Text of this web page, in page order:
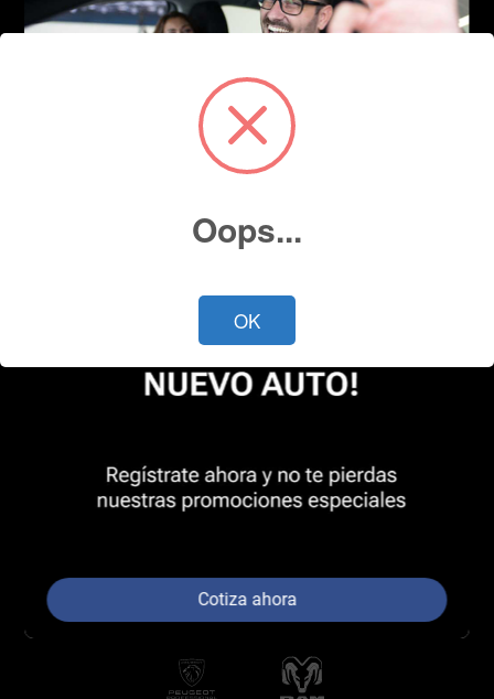
Cotiza ahora
Oops...
OK